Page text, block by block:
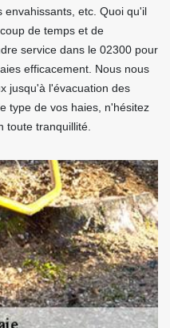
envahissants, etc. Quoi qu'il
de temps et de
service dans le 02300 pour
efficacement. Nous nous
jusqu'à l'évacuation des
type de vos haies, n'hésitez
toute tranquillité.